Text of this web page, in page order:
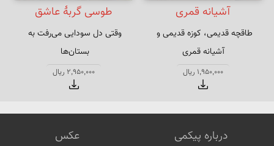
آشیانه قمری
طاقچه قدیمی، کوزه قدیمی و
آشیانه قمری
1,950,000 ریال
طوسی گربهٔ عاشق
وقتی دل سودایی می‌رفت به
بی خویشتنم کردی بوی گل و
ریحان‌ها
2,950,000 ریال
درباره پیکمی عکس